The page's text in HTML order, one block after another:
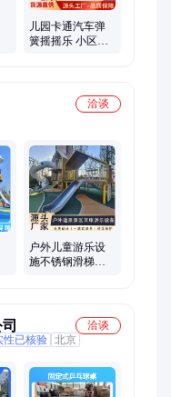
猫犬训练器材、市政公
狗敏捷训练跨栏、萌宠
儿园卡通汽车弹
簧摇摇乐 小区广
洽谈
户外儿童游乐设
施不锈钢滑梯无
洽谈
性已核验 北京